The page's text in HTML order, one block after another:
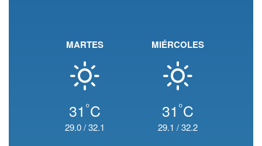
MARTES
31 °C
29.0/32.1
MIÉRCOLES
31 °C
29.1 /32.2